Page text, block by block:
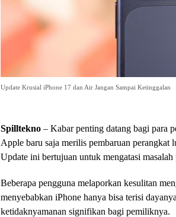
Update Krusial iPhone 17 dan Air Jangan Sampai Ketinggalan
Spilltekno – Kabar penting datang bagi para
Apple baru saja merilis pembaruan perangkat
Update ini bertujuan untuk mengatasi masalah
Beberapa pengguna melaporkan kesulitan
menyebabkan iPhone hanya bisa terisi
ketidaknyamanan signifikan bagi pemiliknya.